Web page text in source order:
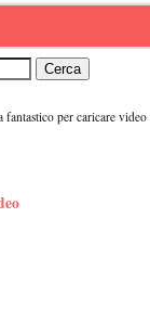
fantastico per caricare video